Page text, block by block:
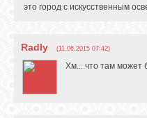
это город с искусственным
Radly (11.06.2015 07:42)
Хм... что там может